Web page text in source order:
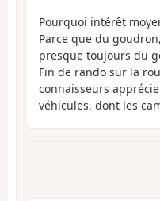
Pourquoi intérêt
Parce que du
presque toujours du
Fin de rando sur la
connaisseurs
véhicules, dont les